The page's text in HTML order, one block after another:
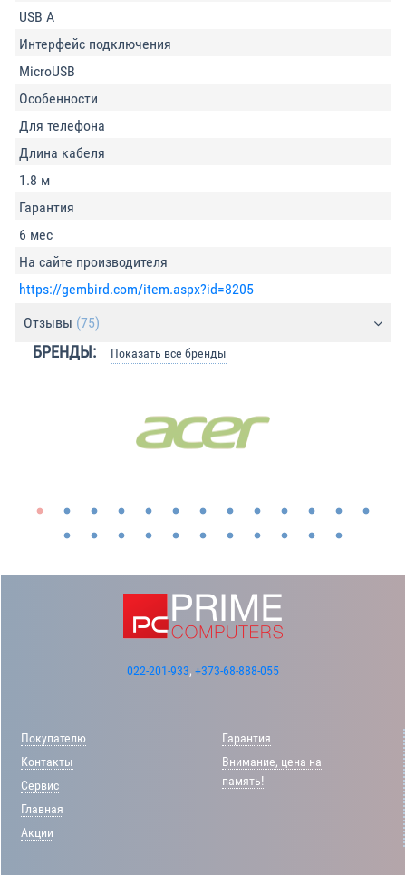
USB A
Интерфейс подключения
MicroUSB
Особенности
Для телефона
Длина кабеля
1.8 м
Гарантия
6 мес
На сайте производителя
https://gembird.com/item.aspx?id=8205
Отзывы (75)
БРЕНДЫ: Показать все бренды
022-201-933, +373-68-888-055
Покупателю
Контакты
Сервис
Главная
Акции
Гарантия
Внимание, цена на
память!